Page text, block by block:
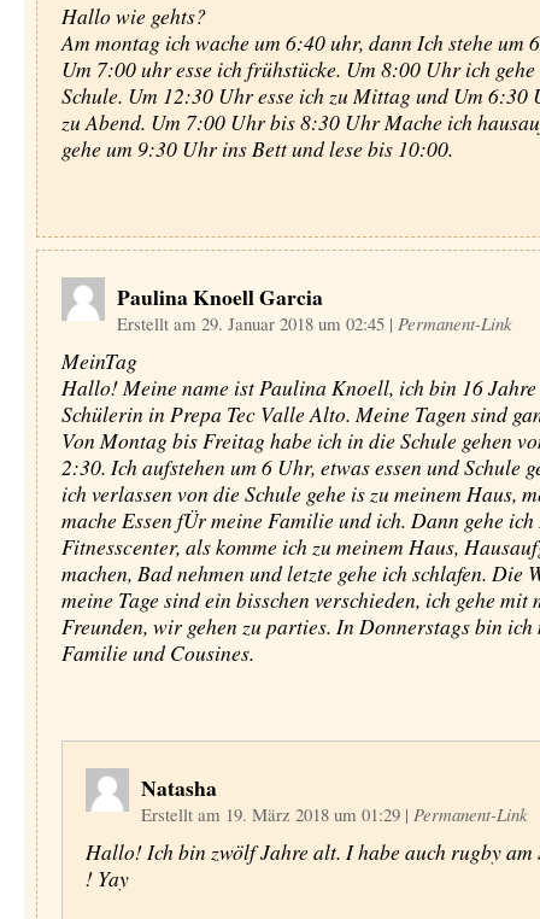
Hallo wie gehts?
Am montag ich wache um 6:40 uhr, dann Ich stehe um
Um 7:00 uhr esse ich frühstücke. Um 8:00 Uhr ich
Schule. Um 12:30 Uhr esse ich zu Mittag und Um 6:30
zu Abend. Um 7:00 Uhr bis 8:30 Uhr Mache ich
gehe um 9:30 Uhr ins Bett und lese bis 10:00.
Paulina Knoell Garcia
Erstellt am 29. Januar 2018 um 02:45 | Permanent-Link
MeinTag
Hallo! Meine name ist Paulina Knoell, ich bin 16
Schülerin in Prepa Tec Valle Alto. Meine Tagen sind
Von Montag bis Freitag habe ich in die Schule gehen
2:30. Ich aufstehen um 6 Uhr, etwas essen und Schule
ich verlassen von die Schule gehe is zu meinem Haus,
mache Essen fÜr meine Familie und ich. Dann gehe ich
Fitnesscenter, als komme ich zu meinem Haus,
machen, Bad nehmen und letzte gehe ich schlafen. Die
meine Tage sind ein bisschen verschieden, ich gehe mit
Freunden, wir gehen zu parties. In Donnerstags bin ich
Familie und Cousines.
Natasha
Erstellt am 19. März 2018 um 01:29 | Permanent-Link
Hallo! Ich bin zwölf Jahre alt. I habe auch rugby am
! Yay